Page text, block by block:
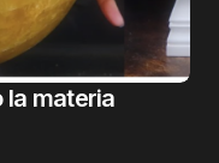
la materia